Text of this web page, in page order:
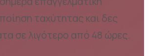
ταχύτητας και δες
σε λιγότερο από 48 ώρες.